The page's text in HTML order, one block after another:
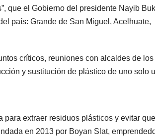
que el Gobierno del presidente Nayib
país: Grande de San Miguel, Acelhuate,
críticos, reuniones con alcaldes de los
y sustitución de plástico de uno solo
extraer residuos plásticos y evitar que
en 2013 por Boyan Slat,